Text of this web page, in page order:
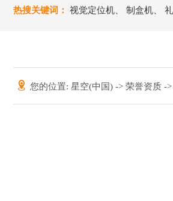
热搜关键词： 视觉定位机 制盒机
您的位置: 星空(中国) -> 荣誉资质 -